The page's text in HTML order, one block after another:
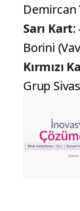
Demircan
Sarı Kart:
Borini
Kırmızı
Grup